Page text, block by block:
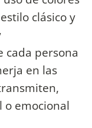
clásico y
cada persona
en las
o emocional